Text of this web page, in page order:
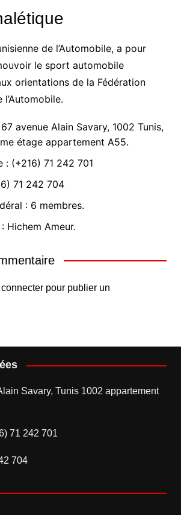
de l’Automobile, a pour
le sport automobile
orientations de la Fédération
avenue Alain Savary, 1002 Tunis,
étage appartement A55.
: (+216) 71 242 701
71 242 704
: 6 membres.
Hichem Ameur.
pour publier un
Savary, Tunis 1002 appartement
71 242 701
704